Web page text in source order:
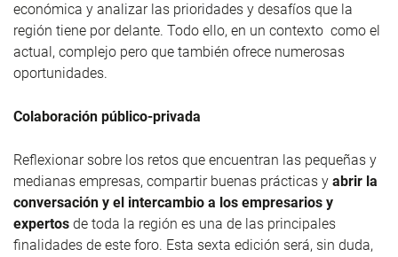
económica y analizar las prioridades y desafíos que la
región tiene por delante. Todo ello, en un contexto como el
actual, complejo pero que también ofrece numerosas
oportunidades.
Colaboración público-privada
Reflexionar sobre los retos que encuentran las pequeñas y
medianas empresas, compartir buenas prácticas y abrir la
conversación y el intercambio a los empresarios y
expertos de toda la región es una de las principales
finalidades de este foro. Esta sexta edición será, sin duda,